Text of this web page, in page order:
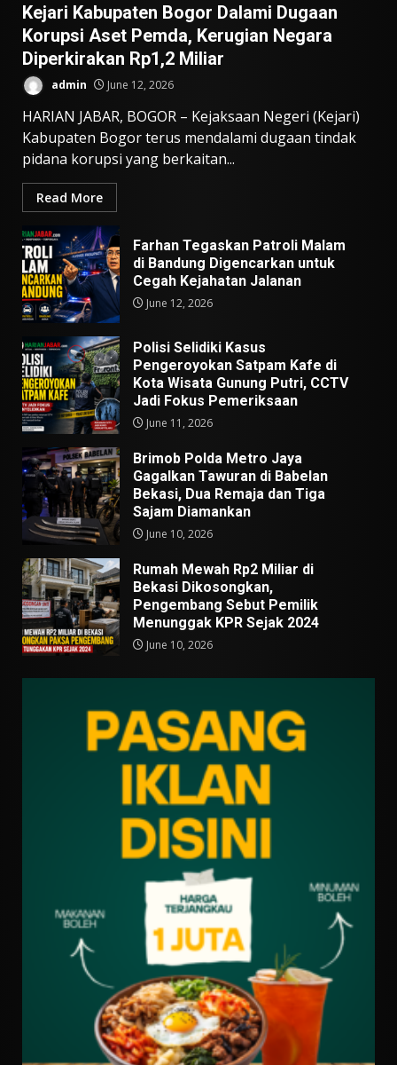
Kejari Kabupaten Bogor Dalami Dugaan
Korupsi Aset Pemda, Kerugian Negara
Diperkirakan Rp1,2 Miliar
admin June 12, 2026
HARIAN JABAR, BOGOR – Kejaksaan Negeri (Kejari)
Kabupaten Bogor terus mendalami dugaan tindak
pidana korupsi yang berkaitan...
Read More
Farhan Tegaskan Patroli Malam
di Bandung Digencarkan untuk
Cegah Kejahatan Jalanan
June 12, 2026
Polisi Selidiki Kasus
Pengeroyokan Satpam Kafe di
Kota Wisata Gunung Putri, CCTV
Jadi Fokus Pemeriksaan
June 11, 2026
Brimob Polda Metro Jaya
Gagalkan Tawuran di Babelan
Bekasi, Dua Remaja dan Tiga
Sajam Diamankan
June 10, 2026
Rumah Mewah Rp2 Miliar di
Bekasi Dikosongkan,
Pengembang Sebut Pemilik
Menunggak KPR Sejak 2024
June 10, 2026